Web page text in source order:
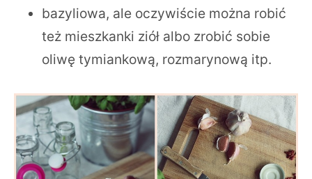
bazyliowa, ale oczywiście można robić
też mieszkanki ziół albo zrobić sobie
oliwę tymiankową, rozmarynową itp.